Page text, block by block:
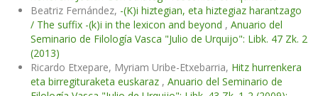
Beatriz Fernández, -(K)i hiztegian, eta hiztegiaz harantzago
/ The suffix -(k)i in the lexicon and beyond , Anuario del
Seminario de Filología Vasca "Julio de Urquijo": Libk. 47 Zk. 2
(2013)
Ricardo Etxepare, Myriam Uribe-Etxebarria, Hitz hurrenkera
eta birregituraketa euskaraz , Anuario del Seminario de